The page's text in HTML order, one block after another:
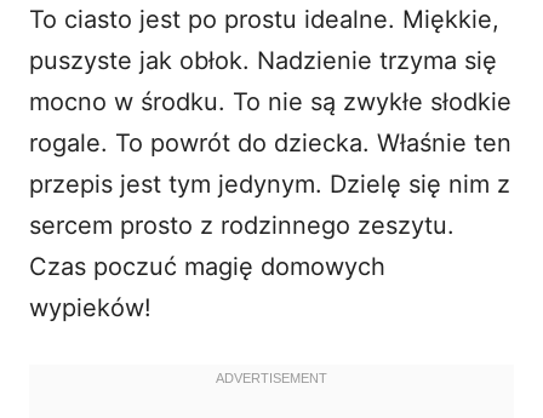
To ciasto jest po prostu idealne. Miękkie,
puszyste jak obłok. Nadzienie trzyma się
mocno w środku. To nie są zwykłe słodkie
rogale. To powrót do dziecka. Właśnie ten
przepis jest tym jedynym. Dzielę się nim z
sercem prosto z rodzinnego zeszytu.
Czas poczuć magię domowych
wypieków!